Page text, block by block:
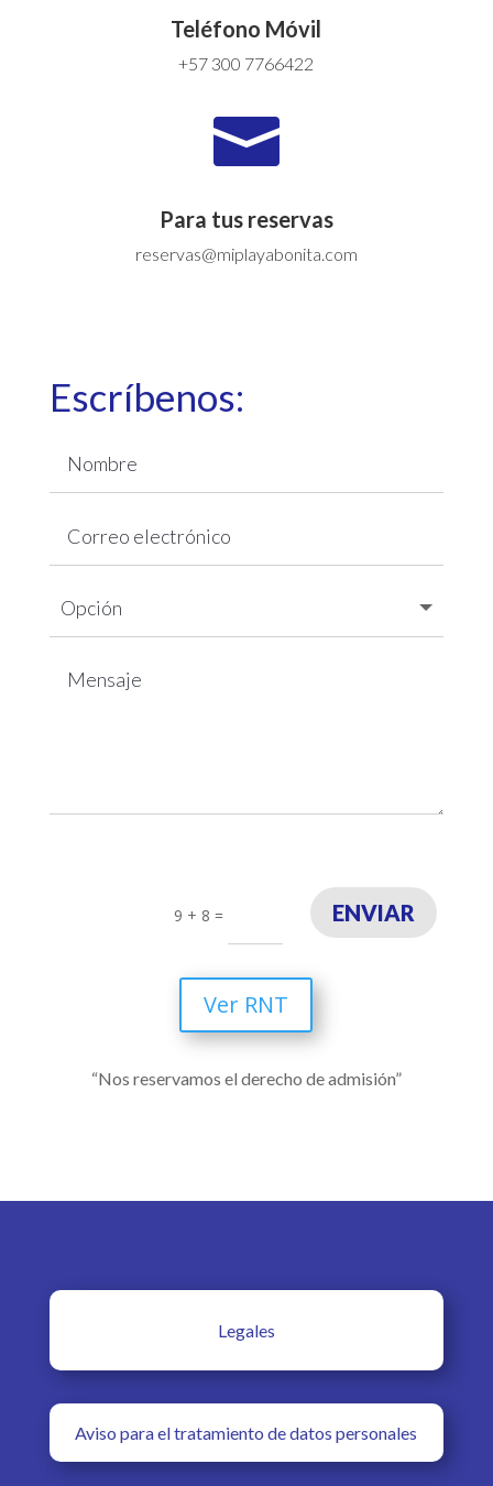
Teléfono Móvil
+57 300 7766422

Para tus reservas
reservas@miplayabonita.com
Escríbenos:
9 + 8 = ENVIAR
Ver RNT
“Nos reservamos el derecho de admisión”
Legales
Aviso para el tratamiento de datos personales